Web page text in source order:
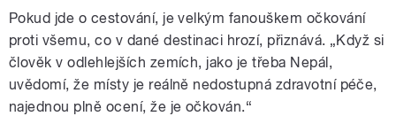
Pokud jde o cestování, je velkým fanouškem očkování
proti všemu, co v dané destinaci hrozí, přiznává. „Když si
člověk v odlehlejších zemích, jako je třeba Nepál,
uvědomí, že místy je reálně nedostupná zdravotní péče,
najednou plně ocení, že je očkován.“